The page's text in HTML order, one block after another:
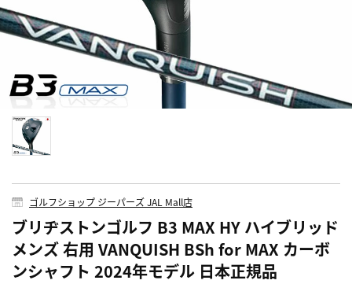
ゴルフショップ ジーパーズ JAL Mall店
ブリヂストンゴルフ B3 MAX HY ハイブリッド
メンズ 右用 VANQUISH BSh for MAX カーボ
ンシャフト 2024年モデル 日本正規品